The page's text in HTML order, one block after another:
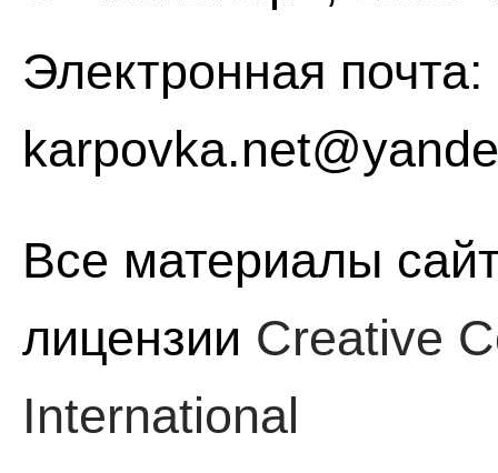
Электронная почта:
Все материалы
лицензии Creative
International